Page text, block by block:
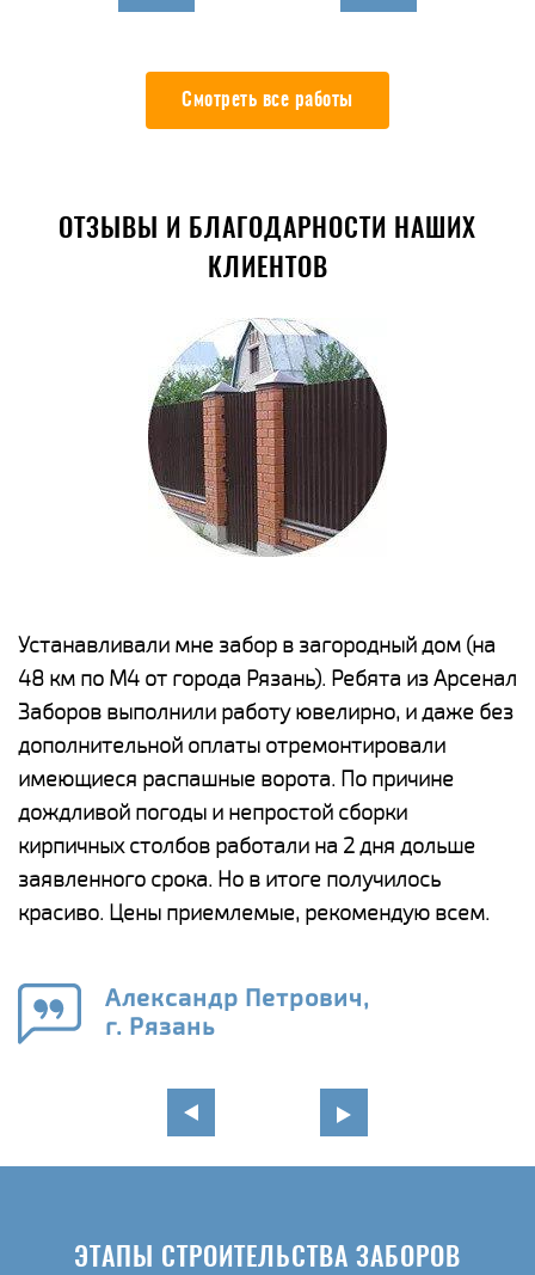
Смотреть все работы
ОТЗЫВЫ И БЛАГОДАРНОСТИ НАШИХ
КЛИЕНТОВ
Устанавливали мне забор в загородный дом (на
48 км по М4 от города Рязань). Ребята из Арсенал
Заборов выполнили работу ювелирно, и даже без
дополнительной оплаты отремонтировали
имеющиеся распашные ворота. По причине
дождливой погоды и непростой сборки
кирпичных столбов работали на 2 дня дольше
заявленного срока. Но в итоге получилось
красиво. Цены приемлемые, рекомендую всем.
Александр Петрович,
г. Рязань
ЭТАПЫ СТРОИТЕЛЬСТВА ЗАБОРОВ